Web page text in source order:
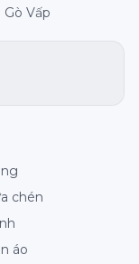
Vấp
chén
áo